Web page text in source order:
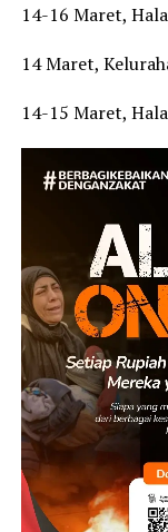
14-16 Maret,
14 Maret,
14-15 Maret,